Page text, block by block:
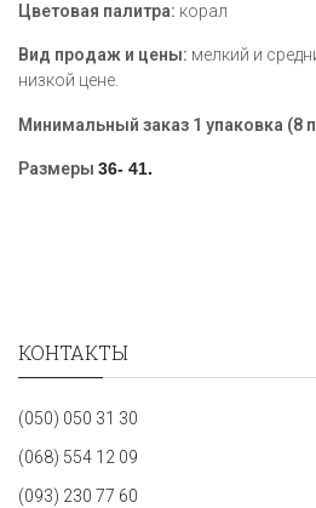
Цветовая палитра: корал
Вид продаж и цены: мелкий и
низкой цене.
Минимальный заказ 1 упаковка (8
Размеры 36- 41.
КОНТАКТЫ
(050) 050 31 30
(068) 554 12 09
(093) 230 77 60